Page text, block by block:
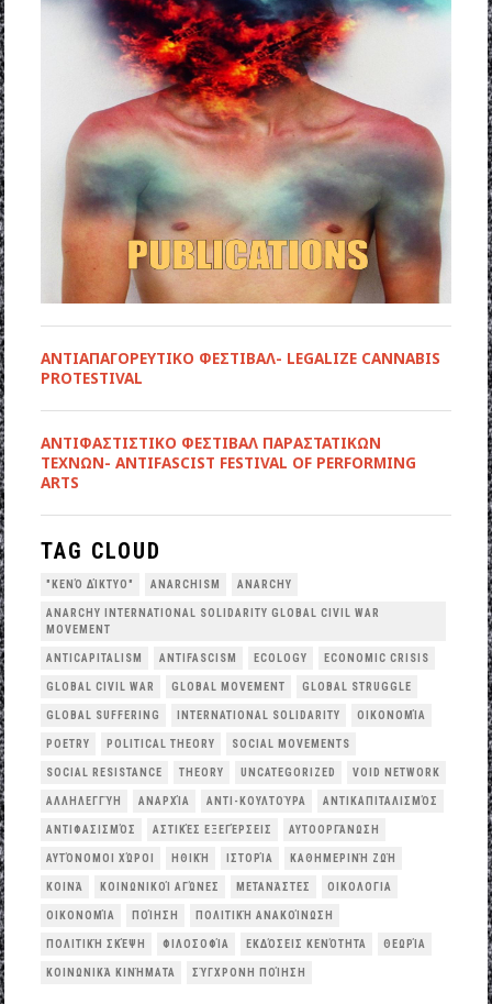
ΑΝΤΙΑΠΑΓΟΡΕΥΤΙΚΟ ΦΕΣΤΙΒΑΛ- LEGALIZE CANNABIS
PROTESTIVAL
ANTIΦΑΣΤΙΣΤΙΚΟ ΦΕΣΤΙΒΑΛ ΠΑΡΑΣΤΑΤΙΚΩΝ
ΤΕΧΝΩΝ- ANTIFASCIST FESTIVAL OF PERFORMING
ARTS
TAG CLOUD
"ΚΕΝΌ ΔΊΚΤΥΟ" ANARCHISM ANARCHY
ANARCHY INTERNATIONAL SOLIDARITY GLOBAL CIVIL WAR
MOVEMENT
ANTICAPITALISM ANTIFASCISM ECOLOGY ECONOMIC CRISIS
GLOBAL CIVIL WAR GLOBAL MOVEMENT GLOBAL STRUGGLE
GLOBAL SUFFERING INTERNATIONAL SOLIDARITY OΙΚΟΝΟΜΊΑ
POETRY POLITICAL THEORY SOCIAL MOVEMENTS
SOCIAL RESISTANCE THEORY UNCATEGORIZED VOID NETWORK
ΑΛΛΗΛΕΓΓΎΗ ΑΝΑΡΧΊΑ ΑΝΤΙ-ΚΟΥΛΤΟΎΡΑ ΑΝΤΙΚΑΠΙΤΑΛΙΣΜΌΣ
ΑΝΤΙΦΑΣΙΣΜΌΣ ΑΣΤΙΚΈΣ ΕΞΕΓΈΡΣΕΙΣ ΑΥΤΟΟΡΓΆΝΩΣΗ
ΑΥΤΌΝΟΜΟΙ ΧΏΡΟΙ ΗΘΙΚΉ ΙΣΤΟΡΊΑ ΚΑΘΗΜΕΡΙΝΉ ΖΩΉ
ΚΟΙΝΆ ΚΟΙΝΩΝΙΚΟΊ ΑΓΏΝΕΣ ΜΕΤΑΝΆΣΤΕΣ ΟΙΚΟΛΟΓΙΑ
ΟΙΚΟΝΟΜΊΑ ΠΟΊΗΣΗ ΠΟΛΙΤΙΚΉ ΑΝΑΚΟΊΝΩΣΗ
ΠΟΛΙΤΙΚΉ ΣΚΈΨΗ ΦΙΛΟΣΟΦΊΑ ΕΚΔΌΣΕΙΣ ΚΕΝΌΤΗΤΑ ΘΕΩΡΊΑ
ΚΟΙΝΩΝΙΚΆ ΚΙΝΉΜΑΤΑ ΣΎΓΧΡΟΝΗ ΠΟΊΗΣΗ